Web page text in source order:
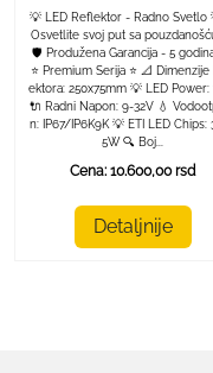
💡 LED Reflektor - Radno Svetlo
Osvetlite svoj put sa
🛡️ Produžena Garancija - 5
⭐ Premium Serija ⭐ 📐 Dimenzije
ektora: 250x75mm 💡 LED Power:
🔌 Radni Napon: 9-32V 💧
n: IP67/IP6K9K 💡 ETI LED Chips:
5W 🔍 Boj...
Cena: 10.600,00 rsd
Detaljnije